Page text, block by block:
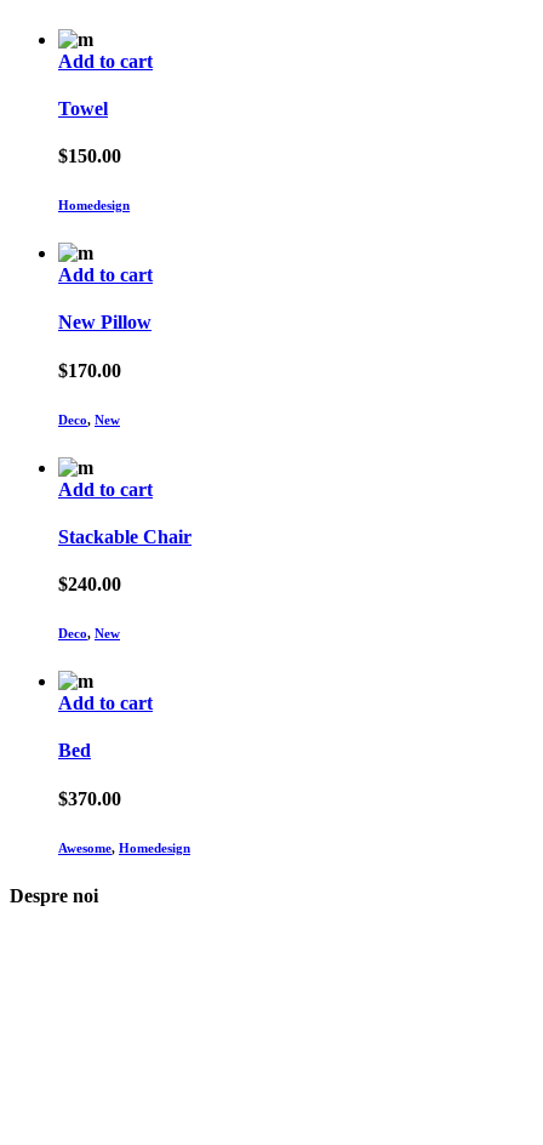
Add to cart
Towel
$150.00
Homedesign
Add to cart
New Pillow
$170.00
Deco, New
Add to cart
Stackable Chair
$240.00
Deco, New
Add to cart
Bed
$370.00
Awesome, Homedesign
Despre noi